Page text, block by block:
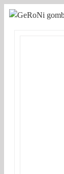
Kihagyás